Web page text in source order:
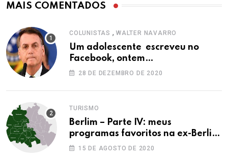
MAIS COMENTADOS
COLUNISTAS , WALTER NAVARRO
Um adolescente escreveu no
Facebook, ontem…
28 DE DEZEMBRO DE 2020
TURISMO
Berlim – Parte IV: meus
programas favoritos na ex-Berlim
Ocidental
15 DE AGOSTO DE 2020